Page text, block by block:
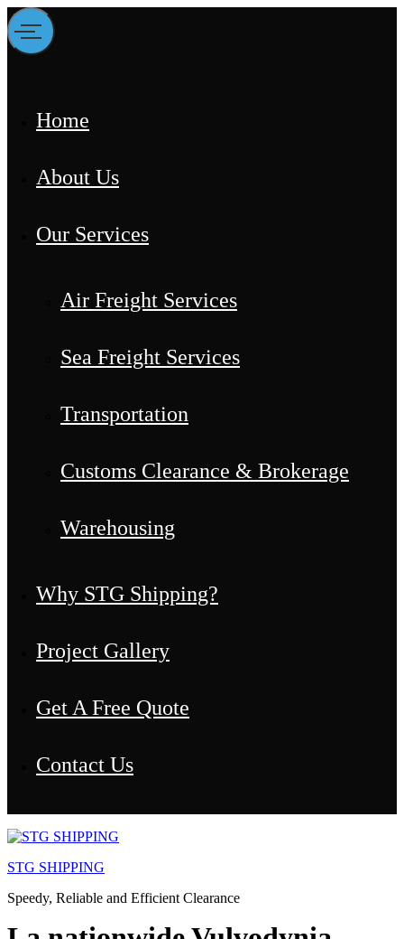
Home
About Us
Our Services
Air Freight Services
Sea Freight Services
Transportation
Customs Clearance & Brokerage
Warehousing
Why STG Shipping?
Project Gallery
Get A Free Quote
Contact Us
Skip
content
STG SHIPPING
Speedy, Reliable and Efficient Clearance